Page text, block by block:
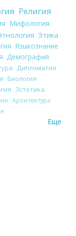
Религия
Мифология
Этика
Языкознание
Демография
Дипломатия
Биология
Эстетика
Архитектура
Еще